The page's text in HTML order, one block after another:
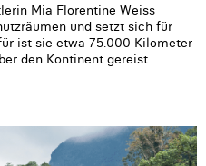
Mia Florentine Weiss
und setzt sich für
ist sie etwa 75.000 Kilometer
den Kontinent gereist.